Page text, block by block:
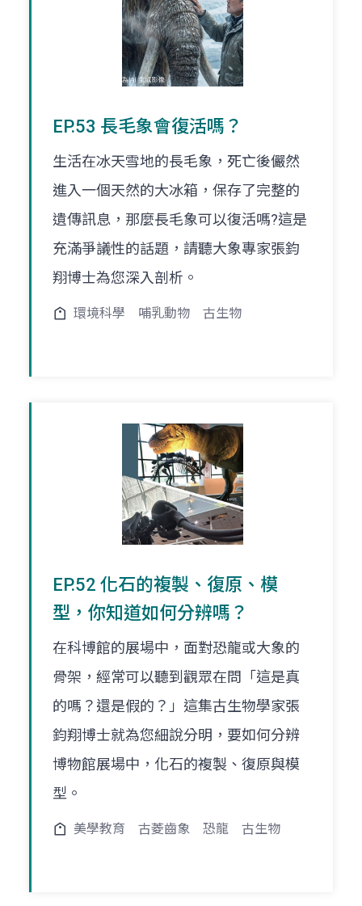
EP.53 長毛象會復活嗎？
生活在冰天雪地的長毛象，死亡後儼然
進入一個天然的大冰箱，保存了完整的
遺傳訊息，那麼長毛象可以復活嗎?這是
充滿爭議性的話題，請聽大象專家張鈞
翔博士為您深入剖析。
環境科學 哺乳動物 古生物
EP.52 化石的複製、復原、模
型，你知道如何分辨嗎？
在科博館的展場中，面對恐龍或大象的
骨架，經常可以聽到觀眾在問「這是真
的嗎？還是假的？」這集古生物學家張
鈞翔博士就為您細說分明，要如何分辨
博物館展場中，化石的複製、復原與模
型。
美學教育 古菱齒象 恐龍 古生物